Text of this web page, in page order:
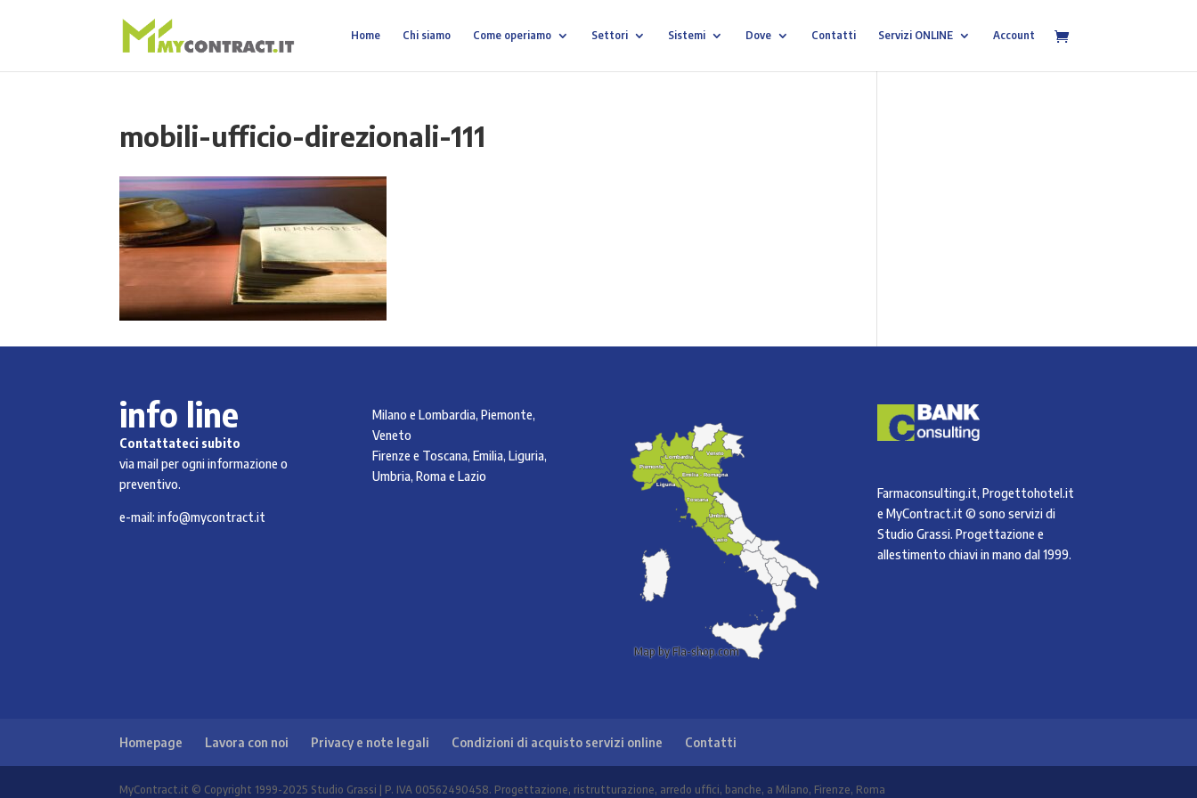
Home Chi siamo Come operiamo Settori Sistemi Dove Contatti Servizi ONLINE Account
mobili-ufficio-direzionali-111
info line
Contattateci subito
via mail per ogni informazione o
preventivo.
e-mail:info@mycontract.it
Milano e Lombardia, Piemonte,
Veneto
Firenze e Toscana, Emilia, Liguria,
Umbria, Roma e Lazio
Emilia - Romagna
Emilia - Romagna
Lazio
Lazio
Liguria
Liguria
Lombardia
Lombardia
Piemonte
Piemonte
Toscana
Toscana
Umbria
Umbria
Veneto
Veneto
Map by Fla-shop.com
Farmaconsulting.it, Progettohotel.it
e MyContract.it © sono servizi di
Studio Grassi. Progettazione e
allestimento chiavi in mano dal 1999.
Homepage Lavora con noi Privacy e note legali Condizioni di acquisto servizi online Contatti
MyContract.it © Copyright 1999-2025 Studio Grassi | P. IVA 00562490458. Progettazione, ristrutturazione, arredo uffici, banche, a Milano, Firenze, Roma